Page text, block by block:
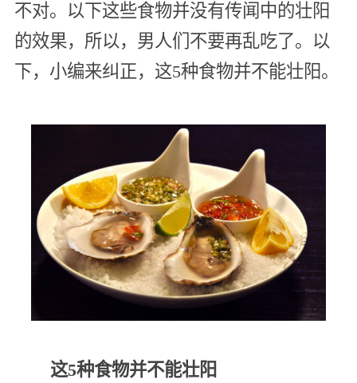
不对。以下这些食物并没有传闻中的壮阳
的效果，所以，男人们不要再乱吃了。以
下，小编来纠正，这5种食物并不能壮阳。
这5种食物并不能壮阳